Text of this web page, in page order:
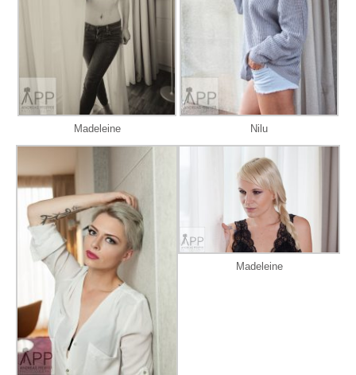
Madeleine Nilu
Madeleine